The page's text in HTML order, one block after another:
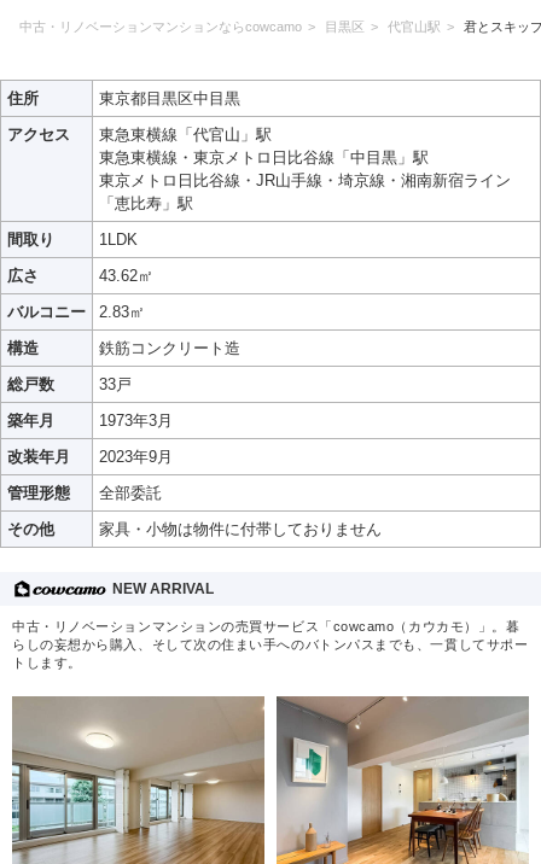
中古・リノベーションマンションならcowcamo 目黒区 代官山駅 君とスキッ
住所
東京都目黒区中目黒
アクセス
東急東横線「代官山」駅
東急東横線・東京メトロ日比谷線「中目黒」駅
東京メトロ日比谷線・JR山手線・埼京線・湘南新宿ライン
「恵比寿」駅
間取り
1LDK
広さ
43.62㎡
バルコニー
2.83㎡
構造
鉄筋コンクリート造
総戸数
33戸
築年月
1973年3月
改装年月
2023年9月
管理形態
全部委託
その他
家具・小物は物件に付帯しておりません
NEW ARRIVAL
中古・リノベーションマンションの売買サービス「cowcamo（カウカモ）」。暮
らしの妄想から購入、そして次の住まい手へのバトンパスまでも、一貫してサポー
トします。